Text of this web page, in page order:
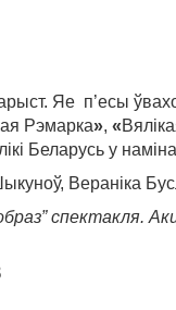
Яе п’есы
Рэмарка», «
Беларусь у
Вераніка
спектакля.